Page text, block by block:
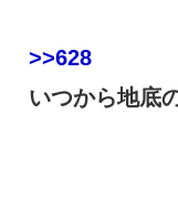
>>628
いつから地底